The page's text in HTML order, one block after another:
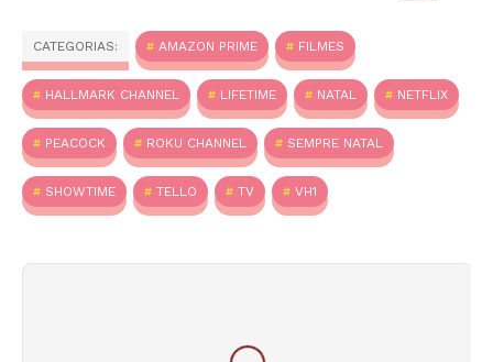
CATEGORIAS: AMAZON PRIME FILMES
HALLMARK CHANNEL LIFETIME NATAL NETFLIX
PEACOCK ROKU CHANNEL SEMPRE NATAL
SHOWTIME TELLO TV VH1